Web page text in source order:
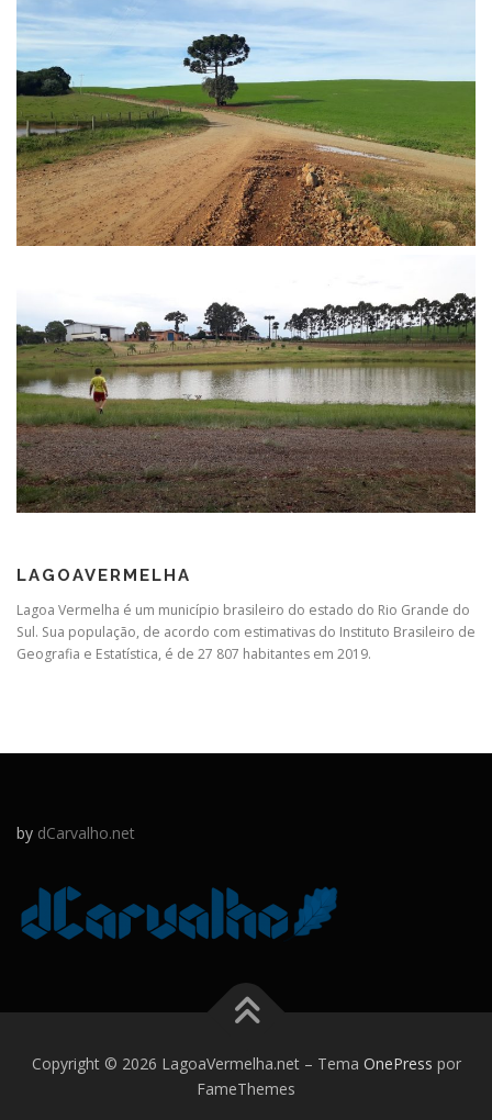
LAGOAVERMELHA
Lagoa Vermelha é um município brasileiro do estado do Rio Grande do
Sul. Sua população, de acordo com estimativas do Instituto Brasileiro de
Geografia e Estatística, é de 27 807 habitantes em 2019.
by dCarvalho.net
Copyright © 2026 LagoaVermelha.net – Tema OnePress por
FameThemes